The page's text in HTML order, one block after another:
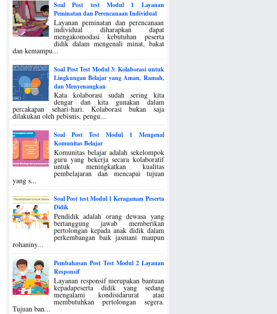
Soal Post test Modul 1 Layanan
Peminatan dan Perencanaan Individual
Layanan peminatan dan perencanaan
individual diharapkan dapat
mengakomodasi kebutuhan peserta
didik dalam mengenali minat, bakat
dan kemampu...
Soal Post Test Modul 3: Kolaborasi untuk
Lingkungan Belajar yang Aman, Ramah,
dan Menyenangkan
Kata kolaborasi sudah sering kita
dengar dan kita gunakan dalam
percakapan sehari-hari. Kolaborasi bukan saja
dilakukan oleh pebisnis, pengu...
Soal Post Test Modul 1 Mengenal
Komunitas Belajar
Komunitas belajar adalah sekelompok
guru yang bekerja secara kolaboratif
untuk meningkatkan kualitas
pembelajaran dan mencapai tujuan
yang s...
Soal Post test Modul 1 Keragaman Peserta
Didik
Pendidik adalah orang dewasa yang
bertanggung jawab memberikan
pertolongan kepada anak didik dalam
perkembangan baik jasmani maupun
rohaniny...
Pembahasan Post Test Modul 2 Layanan
Responsif
Layanan responsif merupakan bantuan
kepadapeserta didik yang sedang
mengalami kondisidarurat atau
membutuhkan pertolongan segera.
Tujuan ban...